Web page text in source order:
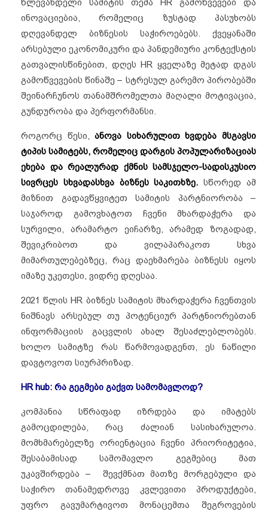
წლევანდელი სამიტის თემა HR გამოწვევები და
ინოვაციებია, რომელიც ზუსტად პასუხობს
დღევანდელ ბიზნესის საჭიროებებს. ქვეყანაში
არსებული ეკონომიკური და პანდემიური კონტექსტის
გათვალისწინებით, დღეს HR ყველაზე მეტად დგას
გამოწვევების წინაშე – სტრესულ გარემო პირობებში
შეინარჩუნოს თანამშრომელთა მაღალი მოტივაცია,
გუნდურობა და პერფორმანსი.
როგორც წესი,ანოვა სიხარულით ხვდება მსგავსი
ტიპის სამიტებს, რომელიც დარგის პოპულარიზაციას
ეხება და რეალურად ქმნის სამსჯელო-სადისკუსიო
სივრცეს სხვადასხვა ბიზნეს საკითხზე. სწორედ ამ
მიზნით გადავწყვიტეთ სამიტის პარტნიორობა –
საჯაროდ გამოვხატოთ ჩვენი მხარდაჭერა და
სურვილი, არამარტო ეიჩარზე, არამედ ზოგადად,
შევიკრიბოთ და ვილაპარაკოთ სხვა
მიმართულებებზეც, რაც დაეხმარება ბიზნესს იყოს
იმაზე უკეთესი, ვიდრე დღესაა.
2021 წლის HR ბიზნეს სამიტის მხარდაჭერა ჩვენთვის
ნიშნავს არსებულ თუ პოტენციურ პარტნიორებთან
ინფორმაციის გაცვლის ახალ შესაძლებლობებს.
ხოლო სამიტზე რას წარმოვადგენთ, ეს ნაწილი
დავტოვოთ სიურპრიზად.
HR hub: რა გეგმები გაქვთ სამომავლოდ?
კომპანია სწრაფად იზრდება და იმატებს
გამოცდილება, რაც ძალიან სასიხარულოა.
მომხმარებელზე ორიენტაცია ჩვენი პრიორიტეტია,
შესაბამისად სამომავლო გეგმებიც მათ
უკავშირდება – შევქმნათ მათზე მორგებული და
საჭირო თანამედროვე კვლევითი პროდუქტები,
უფრო გავუმარტივოთ მონაცემთა შეგროვების